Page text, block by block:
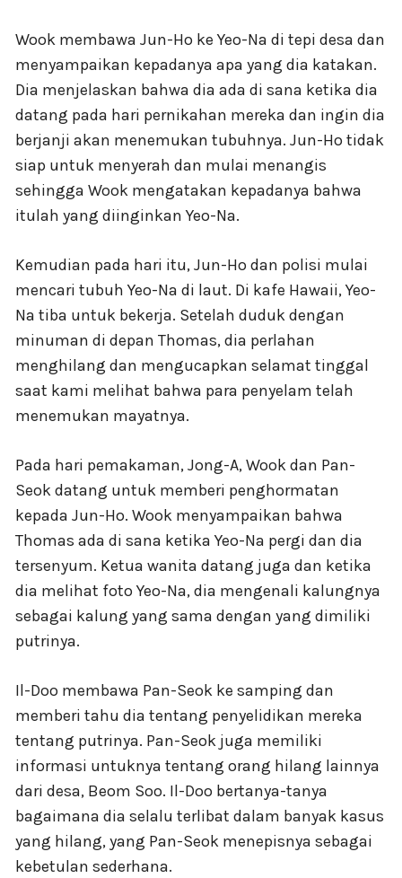
Wook membawa Jun-Ho ke Yeo-Na di tepi desa dan
menyampaikan kepadanya apa yang dia katakan.
Dia menjelaskan bahwa dia ada di sana ketika dia
datang pada hari pernikahan mereka dan ingin dia
berjanji akan menemukan tubuhnya. Jun-Ho tidak
siap untuk menyerah dan mulai menangis
sehingga Wook mengatakan kepadanya bahwa
itulah yang diinginkan Yeo-Na.
Kemudian pada hari itu, Jun-Ho dan polisi mulai
mencari tubuh Yeo-Na di laut. Di kafe Hawaii, Yeo-
Na tiba untuk bekerja. Setelah duduk dengan
minuman di depan Thomas, dia perlahan
menghilang dan mengucapkan selamat tinggal
saat kami melihat bahwa para penyelam telah
menemukan mayatnya.
Pada hari pemakaman, Jong-A, Wook dan Pan-
Seok datang untuk memberi penghormatan
kepada Jun-Ho. Wook menyampaikan bahwa
Thomas ada di sana ketika Yeo-Na pergi dan dia
tersenyum. Ketua wanita datang juga dan ketika
dia melihat foto Yeo-Na, dia mengenali kalungnya
sebagai kalung yang sama dengan yang dimiliki
putrinya.
Il-Doo membawa Pan-Seok ke samping dan
memberi tahu dia tentang penyelidikan mereka
tentang putrinya. Pan-Seok juga memiliki
informasi untuknya tentang orang hilang lainnya
dari desa, Beom Soo. Il-Doo bertanya-tanya
bagaimana dia selalu terlibat dalam banyak kasus
yang hilang, yang Pan-Seok menepisnya sebagai
kebetulan sederhana.